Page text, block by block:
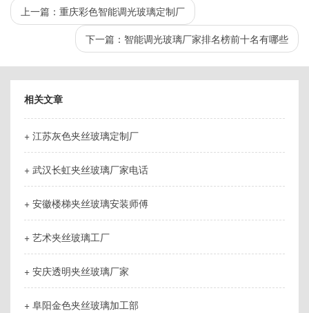
上一篇： 重庆彩色智能调光玻璃定制厂
下一篇： 智能调光玻璃厂家排名榜前十名有哪些
相关文章
+ 江苏灰色夹丝玻璃定制厂
+ 武汉长虹夹丝玻璃厂家电话
+ 安徽楼梯夹丝玻璃安装师傅
+ 艺术夹丝玻璃工厂
+ 安庆透明夹丝玻璃厂家
+ 阜阳金色夹丝玻璃加工部